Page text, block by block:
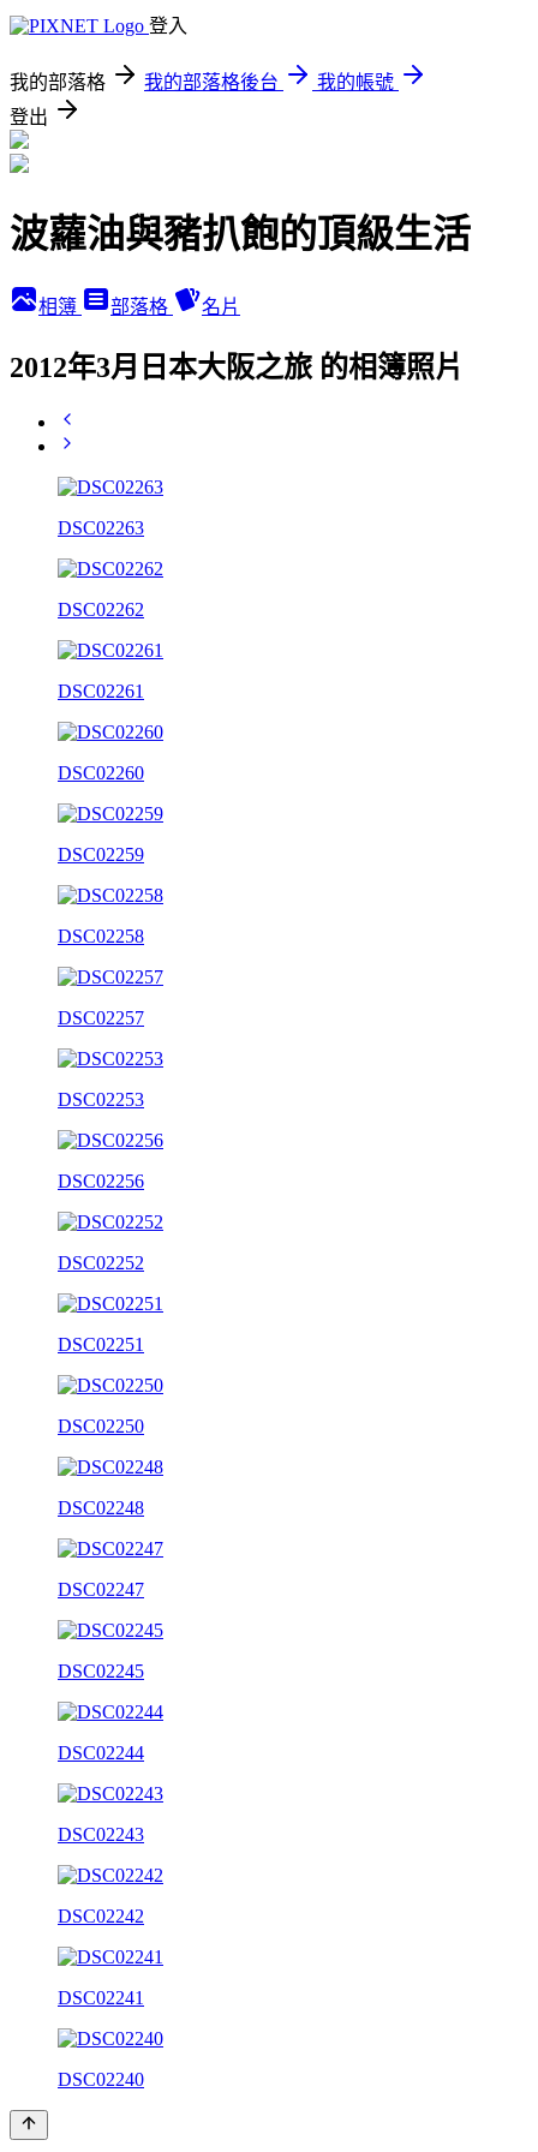
登入
我的部落格 我的部落格後台
我的帳號
登出
波蘿油與豬扒飽的頂級生活
相簿 部落格 名片
2012年3月日本大阪之旅 的相簿照片
DSC02263
DSC02262
DSC02261
DSC02260
DSC02259
DSC02258
DSC02257
DSC02253
DSC02256
DSC02252
DSC02251
DSC02250
DSC02248
DSC02247
DSC02245
DSC02244
DSC02243
DSC02242
DSC02241
DSC02240